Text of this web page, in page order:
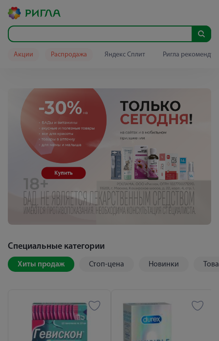
Акции Распродажа Яндекс Сплит Ригла
Специальные категории
Хиты продаж Стоп-цена Новинки